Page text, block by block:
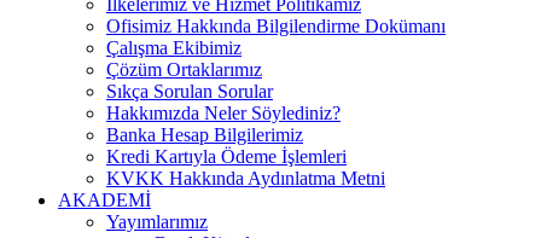
İlkelerimiz ve Hizmet Politikamız
Ofisimiz Hakkında Bilgilendirme Dokümanı
Çalışma Ekibimiz
Çözüm Ortaklarımız
Sıkça Sorulan Sorular
Hakkımızda Neler Söylediniz?
Banka Hesap Bilgilerimiz
Kredi Kartıyla Ödeme İşlemleri
KVKK Hakkında Aydınlatma Metni
AKADEMİ
Yayımlarımız